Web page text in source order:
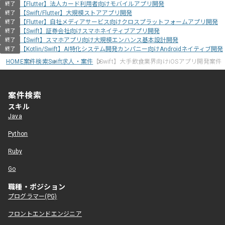
終了 【Flutter】法人カード利用者向けモバイルアプリ開発
終了 【Swift/Flutter】大規模ストアアプリ開発
終了 【Flutter】自社メディアサービス向けクロスプラットフォームアプリ開発
終了 【Swift】証券会社向けスマホネイティブアプリ開発
終了 【Swift】スマホアプリ向け大規模エンハンス基本設計開発
終了
【Kotlin/Swift】AI特化システム開発カンパニー向けAndroidネイティブ開発
HOME案件検索Swift求人・案件 【Swift】大手飲食業界向けiOSアプリ開発案件
案件検索
スキル
Java
Python
Ruby
Go
職種・ポジション
プログラマー(PG)
フロントエンドエンジニア